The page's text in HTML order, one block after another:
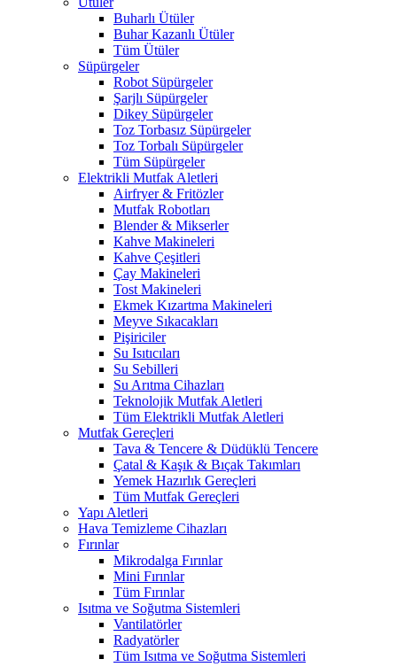
Buharlı Ütüler
Buhar Kazanlı Ütüler
Tüm Ütüler
Süpürgeler
Robot Süpürgeler
Şarjlı Süpürgeler
Dikey Süpürgeler
Toz Torbasız Süpürgeler
Toz Torbalı Süpürgeler
Tüm Süpürgeler
Elektrikli Mutfak Aletleri
Airfryer & Fritözler
Mutfak Robotları
Blender & Mikserler
Kahve Makineleri
Kahve Çeşitleri
Çay Makineleri
Tost Makineleri
Ekmek Kızartma Makineleri
Meyve Sıkacakları
Pişiriciler
Su Isıtıcıları
Su Sebilleri
Su Arıtma Cihazları
Teknolojik Mutfak Aletleri
Tüm Elektrikli Mutfak Aletleri
Mutfak Gereçleri
Tava & Tencere & Düdüklü Tencere
Çatal & Kaşık & Bıçak Takımları
Yemek Hazırlık Gereçleri
Tüm Mutfak Gereçleri
Yapı Aletleri
Hava Temizleme Cihazları
Fırınlar
Mikrodalga Fırınlar
Mini Fırınlar
Tüm Fırınlar
Isıtma ve Soğutma Sistemleri
Vantilatörler
Radyatörler
Tüm Isıtma ve Soğutma Sistemleri